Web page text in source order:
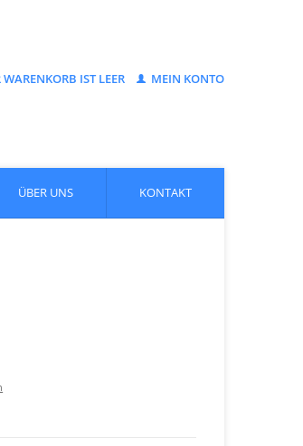
WARENKORB IST LEER MEIN KONTO
ÜBER UNS KONTAKT